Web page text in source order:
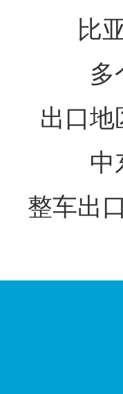
比
多
出口地
中
整车出